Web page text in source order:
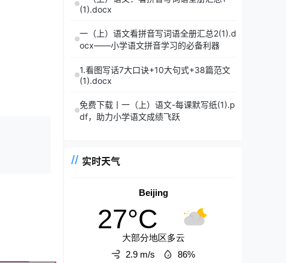
(1).docx
一（上）语文看拼音写词语全册汇总2(1).d
ocx——小学语文拼音学习的必备利器
1.看图写话7大口诀+10大句式+38篇范文
(1).docx
免费下载丨一（上）语文-每课默写纸(1).p
df，助力小学语文成绩飞跃
实时天气
Beijing
27°C
大部分地区多云
2.9 m/s
86%